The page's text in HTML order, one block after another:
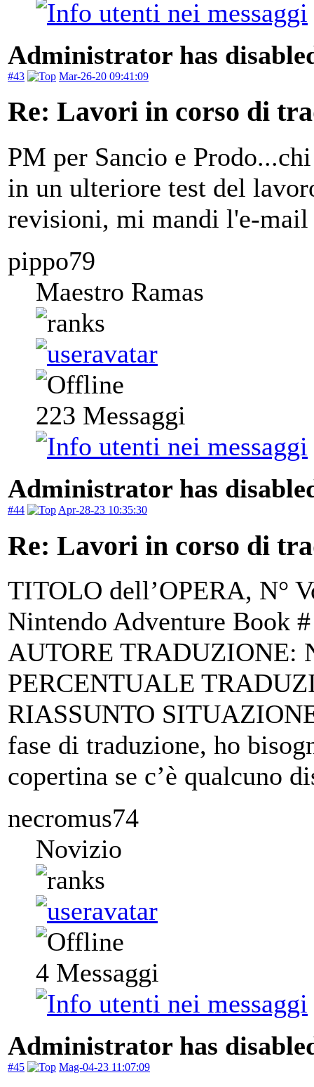
Administrator has
#43 Mar-26-20 09:41:09
Re: Lavori in corso di
PM per Sancio e
in un ulteriore test del
revisioni, mi mandi l'e-
pippo79
Maestro Ramas
223 Messaggi
Administrator has
#44 Apr-28-23 10:35:30
Re: Lavori in corso di
TITOLO dell’OPERA, N°
Nintendo Adventure Book
AUTORE TRADUZIONE:
PERCENTUALE
RIASSUNTO
fase di traduzione, ho
copertina se c’è qualcuno
necromus74
Novizio
4 Messaggi
Administrator has
#45 Mag-04-23 11:07:09